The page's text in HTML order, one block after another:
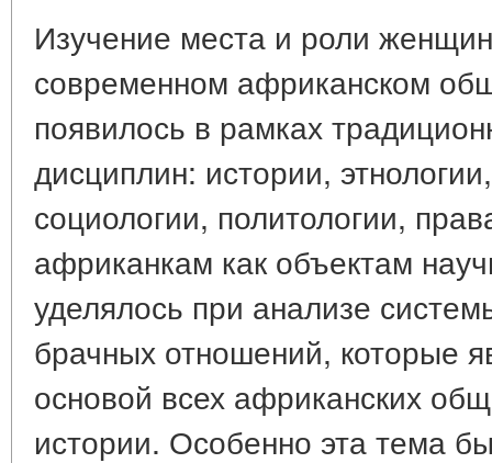
Изучение места и роли
современном африканском
появилось в рамках
дисциплин: истории,
социологии, политологии,
африканкам как объектам
уделялось при анализе
брачных отношений, которые
основой всех африканских
истории. Особенно эта тема